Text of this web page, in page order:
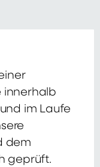
innerhalb
im Laufe
dem
geprüft.